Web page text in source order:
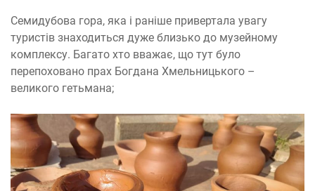
Семидубова гора, яка і раніше привертала увагу
туристів знаходиться дуже близько до музейному
комплексу. Багато хто вважає, що тут було
перепоховано прах Богдана Хмельницького –
великого гетьмана;